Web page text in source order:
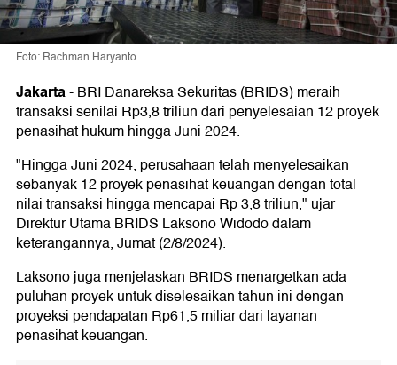
Foto: Rachman Haryanto
Jakarta-BRI Danareksa Sekuritas (BRIDS) meraih
transaksi senilai Rp3,8 triliun dari penyelesaian 12 proyek
penasihat hukum hingga Juni 2024.
"Hingga Juni 2024, perusahaan telah menyelesaikan
sebanyak 12 proyek penasihat keuangan dengan total
nilai transaksi hingga mencapai Rp 3,8 triliun," ujar
Direktur Utama BRIDS Laksono Widodo dalam
keterangannya, Jumat (2/8/2024).
Laksono juga menjelaskan BRIDS menargetkan ada
puluhan proyek untuk diselesaikan tahun ini dengan
proyeksi pendapatan Rp61,5 miliar dari layanan
penasihat keuangan.